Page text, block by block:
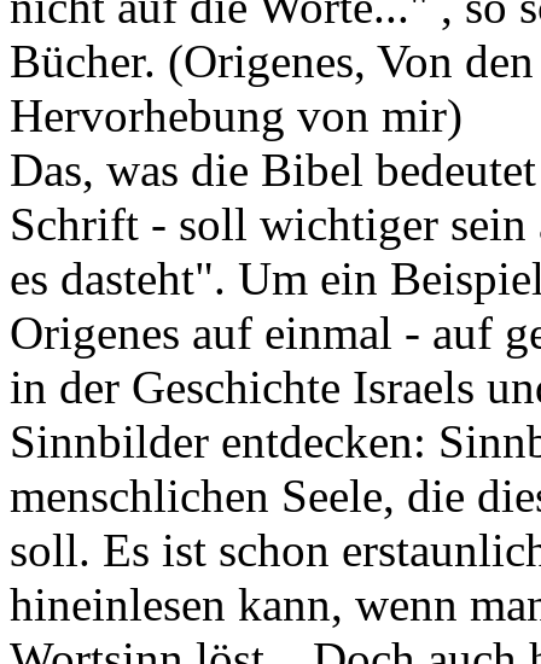
Bücher. (Origenes, Von
Hervorhebung von mir)
Das, was die Bibel
Schrift - soll wichtiger sein
es dasteht". Um ein
Origenes auf einmal - auf
in der Geschichte Israels
Sinnbilder entdecken:
menschlichen Seele, die
soll. Es ist schon
hineinlesen kann, wenn